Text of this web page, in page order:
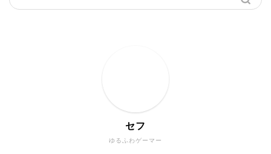
ゆるふわゲーマー
セフ